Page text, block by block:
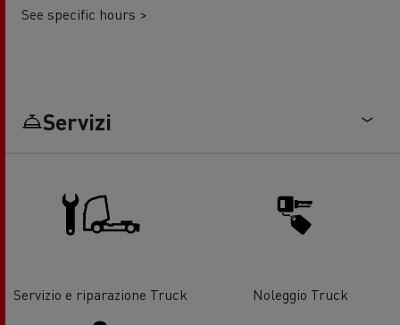
See specific hours >
Servizi
Servizio e riparazione Truck Noleggio Truck